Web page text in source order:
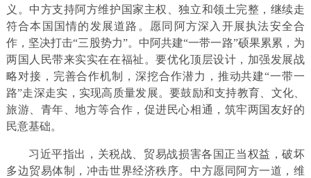
义。中方支持阿方维护国家主权、独立和领土完整，继续走
符合本国国情的发展道路。愿同阿方深入开展执法安全合
作，坚决打击“三股势力”。中阿共建“一带一路”硕果累累，为
两国人民带来实实在在福祉。要优化顶层设计，加强发展战
略对接，完善合作机制，深挖合作潜力，推动共建“一带一
路”走深走实，实现高质量发展。要鼓励和支持教育、文化、
旅游、青年、地方等合作，促进民心相通，筑牢两国友好的
民意基础。
习近平指出，关税战、贸易战损害各国正当权益，破坏
多边贸易体制，冲击世界经济秩序。中方愿同阿方一道，维